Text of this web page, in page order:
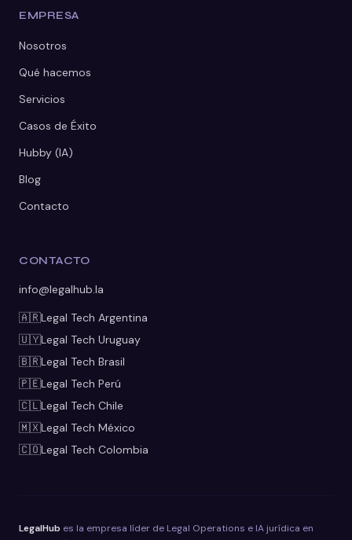
EMPRESA
Nosotros
Qué hacemos
Servicios
Casos de Éxito
Hubby (IA)
Blog
Contacto
CONTACTO
info@legalhub.la
🇦🇷Legal Tech Argentina
🇺🇾Legal Tech Uruguay
🇧🇷Legal Tech Brasil
🇵🇪Legal Tech Perú
🇨🇱Legal Tech Chile
🇲🇽Legal Tech México
🇨🇴Legal Tech Colombia
LegalHub es la empresa líder de Legal Operations e IA jurídica en